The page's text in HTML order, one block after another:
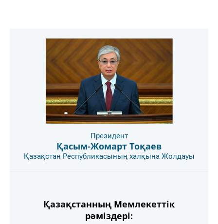
Президент
Қасым-Жомарт Тоқаев
Қазақстан Республикасының халқына Жолдауы
Қазақстанның Мемлекеттік
рәміздері: